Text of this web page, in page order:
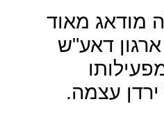
מודאג מאוד
דאע"ש
עצמה.